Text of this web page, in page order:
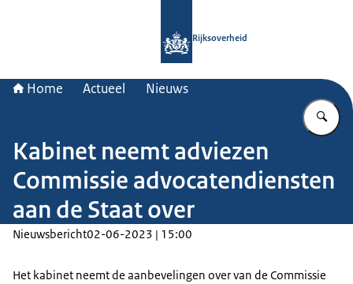
Rijksoverheid
Home Actueel Nieuws
Kabinet neemt adviezen
Commissie advocatendiensten
aan de Staat over
Nieuwsbericht02-06-2023 | 15:00
Het kabinet neemt de aanbevelingen over van de Commissie